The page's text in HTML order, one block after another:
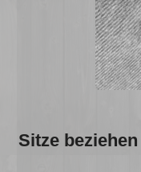
Sitze beziehen